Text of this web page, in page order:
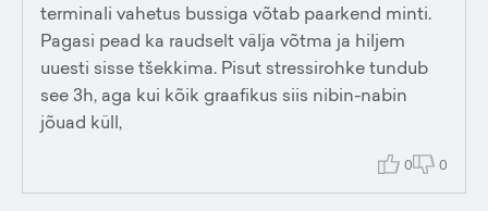
terminali vahetus bussiga võtab paarkend minti.
Pagasi pead ka raudselt välja võtma ja hiljem
uuesti sisse tšekkima. Pisut stressirohke tundub
see 3h, aga kui kõik graafikus siis nibin-nabin
jõuad küll,
0 0